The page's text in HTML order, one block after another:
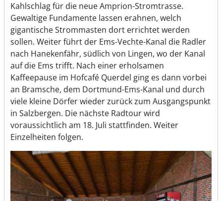
Kahlschlag für die neue Amprion-Stromtrasse.
Gewaltige Fundamente lassen erahnen, welch
gigantische Strommasten dort errichtet werden
sollen. Weiter führt der Ems-Vechte-Kanal die Radler
nach Hanekenfähr, südlich von Lingen, wo der Kanal
auf die Ems trifft. Nach einer erholsamen
Kaffeepause im Hofcafé Querdel ging es dann vorbei
an Bramsche, dem Dortmund-Ems-Kanal und durch
viele kleine Dörfer wieder zurück zum Ausgangspunkt
in Salzbergen. Die nächste Radtour wird
voraussichtlich am 18. Juli stattfinden. Weiter
Einzelheiten folgen.